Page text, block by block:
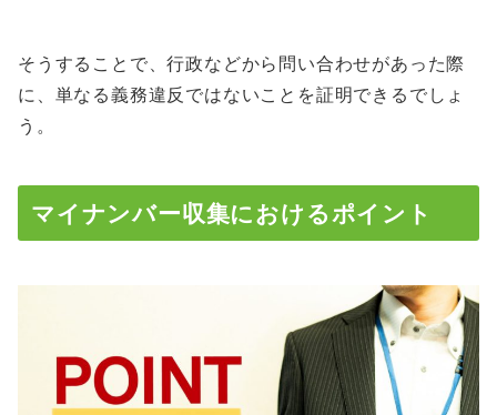
そうすることで、行政などから問い合わせがあった際
に、単なる義務違反ではないことを証明できるでしょ
う。
マイナンバー収集におけるポイント